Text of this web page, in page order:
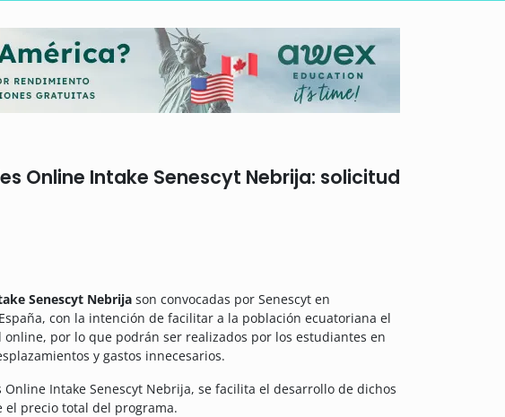
Online Intake Senescyt Nebrija: solicitud
Senescyt Nebrija son convocadas por Senescyt en
con la intención de facilitar a la población ecuatoriana el
por lo que podrán ser realizados por los estudiantes en
y gastos innecesarios.
Intake Senescyt Nebrija, se facilita el desarrollo de dichos
el precio total del programa.